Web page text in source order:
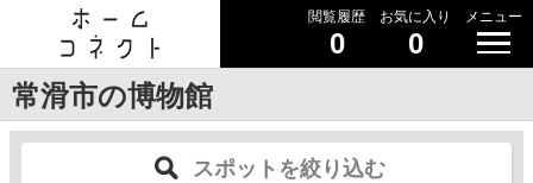
閲覧履歴
0
お気に入り
0
メニュー
常滑市の博物館
スポットを絞り込む